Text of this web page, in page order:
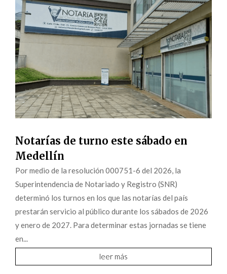
Notarías de turno este sábado en
Medellín
Por medio de la resolución 000751-6 del 2026, la
Superintendencia de Notariado y Registro (SNR)
determinó los turnos en los que las notarías del país
prestarán servicio al público durante los sábados de 2026
y enero de 2027. Para determinar estas jornadas se tiene
en...
leer más